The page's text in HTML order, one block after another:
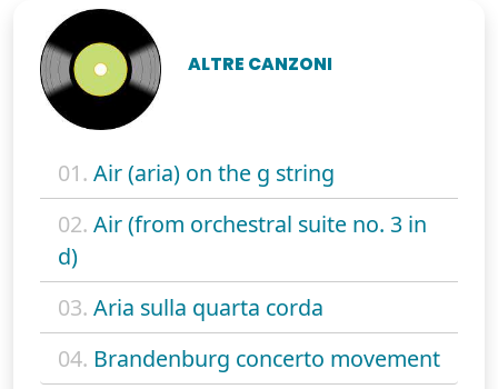
ALTRE CANZONI
01. Air (aria) on the g string
02. Air (from orchestral suite no. 3 in
d)
03. Aria sulla quarta corda
04. Brandenburg concerto movement